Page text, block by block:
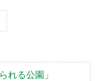
れる公園」